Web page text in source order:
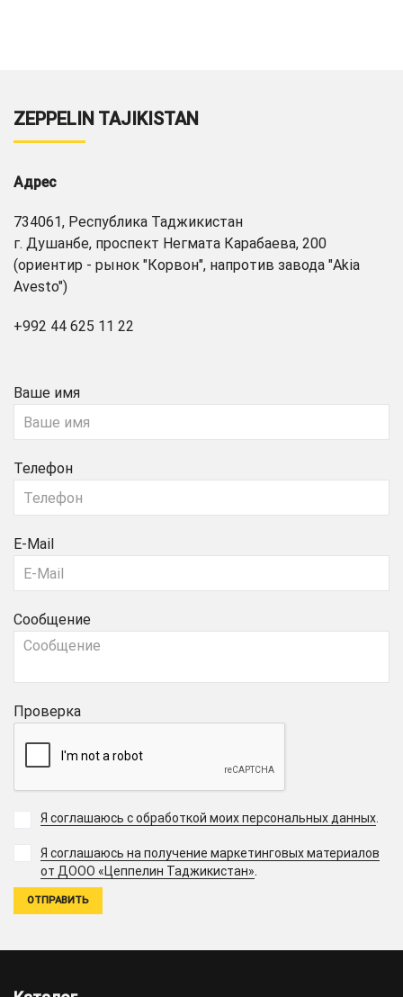
ZEPPELIN TAJIKISTAN
Адрес
734061, Республика Таджикистан
г. Душанбе, проспект Негмата Карабаева, 200
(ориентир - рынок "Корвон", напротив завода "Akia
Avesto")
+992 44 625 11 22
Ваше имя
Телефон
E-Mail
Сообщение
Проверка
Я соглашаюсь с обработкой моих персональных данных.
Я соглашаюсь на получение маркетинговых материалов
от ДООО «Цеппелин Таджикистан».